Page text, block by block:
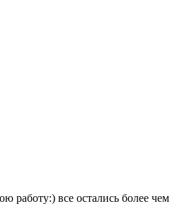
работу:) все остались более чем